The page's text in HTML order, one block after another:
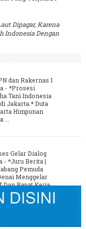
Dipagar, Karena
Indonesia Dengan
dan Rakernas I
- *Prosesi
Tani Indonesia
Jakarta.* Duta
Himpunan
...
Gelar Dialog
- *Juru Berita |
Pemuda
Menggelar
Rapat Kerja